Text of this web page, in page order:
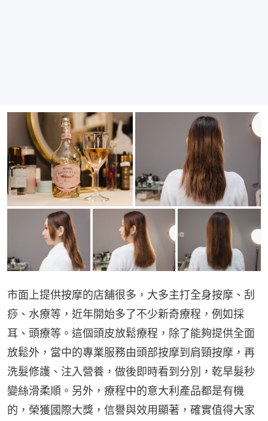
市面上提供按摩的店舖很多，大多主打全身按摩、刮
痧、水療等，近年開始多了不少新奇療程，例如採
耳、頭療等。這個頭皮放鬆療程，除了能夠提供全面
放鬆外，當中的專業服務由頭部按摩到肩頸按摩，再
洗髮修護、注入營養，做後即時看到分別，乾旱髮秒
變絲滑柔順。另外，療程中的意大利產品都是有機
的，榮獲國際大獎，信譽與效用顯著，確實值得大家